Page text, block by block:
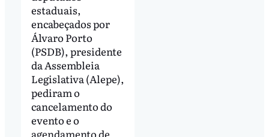
estaduais,
encabeçados por
Álvaro Porto
(PSDB), presidente
da Assembleia
Legislativa (Alepe),
pediram o
cancelamento do
evento e o
agendamento de